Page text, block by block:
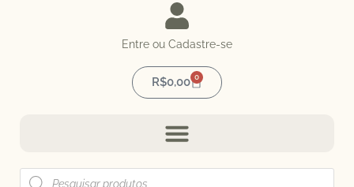
Entre ou Cadastre-se
R$0,00 0